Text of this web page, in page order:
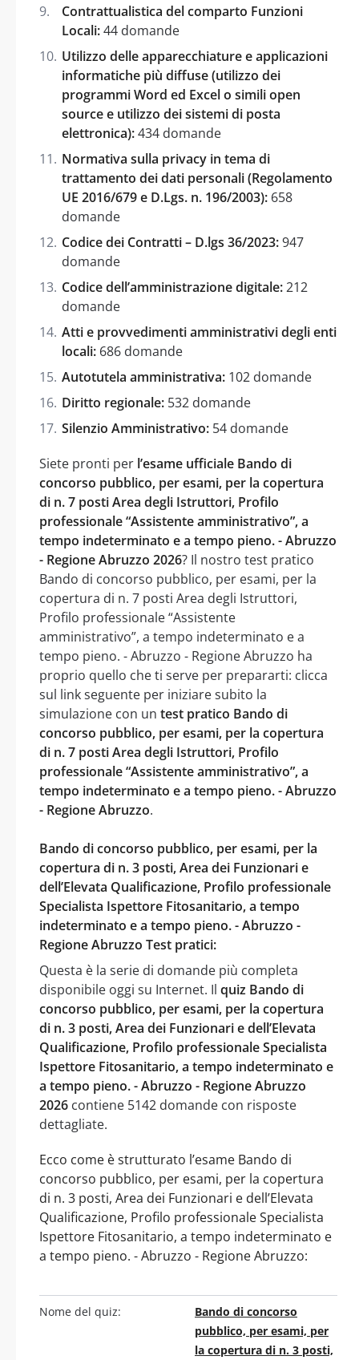
Contrattualistica del comparto Funzioni
Locali:44 domande
Utilizzo delle apparecchiature e applicazioni
informatiche più diffuse (utilizzo dei
programmi Word ed Excel o simili open
source e utilizzo dei sistemi di posta
elettronica):434 domande
Normativa sulla privacy in tema di
trattamento dei dati personali (Regolamento
UE 2016/679 e D.Lgs. n. 196/2003): 658
domande
Codice dei Contratti – D.lgs 36/2023:947
domande
Codice dell’amministrazione digitale:212
domande
Atti e provvedimenti amministrativi degli enti
locali: 686 domande
Autotutela amministrativa: 102 domande
Diritto regionale: 532 domande
Silenzio Amministrativo: 54 domande
Siete pronti per l’esame ufficiale Bando di
concorso pubblico, per esami, per la copertura
di n. 7 posti Area degli Istruttori, Profilo
professionale “Assistente amministrativo”, a
tempo indeterminato e a tempo pieno. - Abruzzo
- Regione Abruzzo 2026? Il nostro test pratico
Bando di concorso pubblico, per esami, per la
copertura di n. 7 posti Area degli Istruttori,
Profilo professionale “Assistente
amministrativo”, a tempo indeterminato e a
tempo pieno. - Abruzzo - Regione Abruzzo ha
proprio quello che ti serve per prepararti: clicca
sul link seguente per iniziare subito la
simulazione con un test pratico Bando di
concorso pubblico, per esami, per la copertura
di n. 7 posti Area degli Istruttori, Profilo
professionale “Assistente amministrativo”, a
tempo indeterminato e a tempo pieno. - Abruzzo
- Regione Abruzzo.
Bando di concorso pubblico, per esami, per la
copertura di n. 3 posti, Area dei Funzionari e
dell’Elevata Qualificazione, Profilo professionale
Specialista Ispettore Fitosanitario, a tempo
indeterminato e a tempo pieno. - Abruzzo -
Regione Abruzzo Test pratici:
Questa è la serie di domande più completa
disponibile oggi su Internet. Il quiz Bando di
concorso pubblico, per esami, per la copertura
di n. 3 posti, Area dei Funzionari e dell’Elevata
Qualificazione, Profilo professionale Specialista
Ispettore Fitosanitario, a tempo indeterminato e
a tempo pieno. - Abruzzo - Regione Abruzzo
2026 contiene 5142 domande con risposte
dettagliate.
Ecco come è strutturato l’esame Bando di
concorso pubblico, per esami, per la copertura
di n. 3 posti, Area dei Funzionari e dell’Elevata
Qualificazione, Profilo professionale Specialista
Ispettore Fitosanitario, a tempo indeterminato e
a tempo pieno. - Abruzzo - Regione Abruzzo:
Nome del quiz:
Bando di concorso
pubblico, per esami, per
la copertura di n. 3 posti,